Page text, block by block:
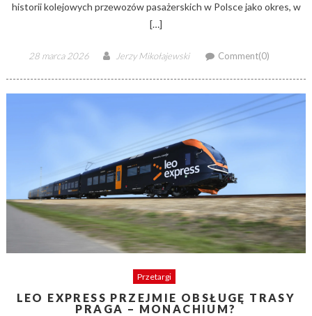
historii kolejowych przewozów pasażerskich w Polsce jako okres, w
[…]
Posted
28 marca 2026 Author
Jerzy Mikołajewski Comment(0)
Przetargi
LEO EXPRESS PRZEJMIE OBSŁUGĘ TRASY
PRAGA – MONACHIUM?